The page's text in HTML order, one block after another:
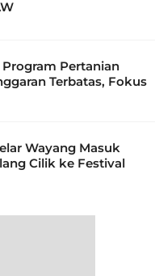
Pertanian
Terbatas, Fokus
Wayang Masuk
Cilik ke Festival